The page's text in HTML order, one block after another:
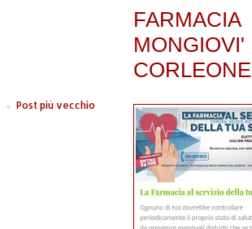
Post più vecchio
FARMACIA
MONGIOVI'
CORLEONE